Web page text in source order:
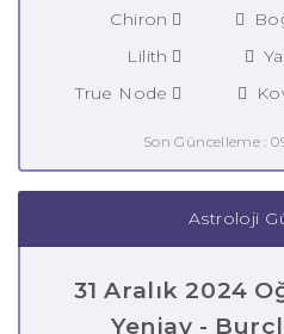
Chiron
Lilith
True Node
Son Güncelleme :
Astroloji
31 Aralık 2024
Yeniay -